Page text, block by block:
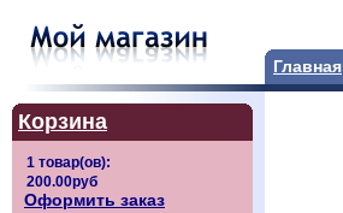
Главная
Корзина
Оформить заказ